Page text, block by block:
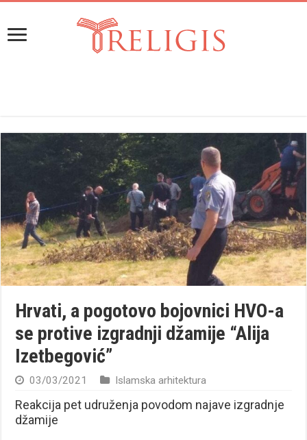
Hrvati, a pogotovo bojovnici HVO-a
se protive izgradnji džamije “Alija
Izetbegović”
03/03/2021 Islamska arhitektura
Reakcija pet udruženja povodom najave izgradnje
džamije